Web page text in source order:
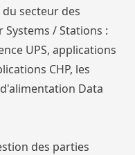
secteur des
/ Stations :
UPS, applications
CHP, les
Data
des parties